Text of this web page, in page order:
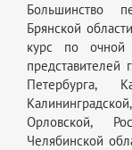
Большинство
Брянской
курс по
представителей
Петербурга,
Орловской,
Челябинской